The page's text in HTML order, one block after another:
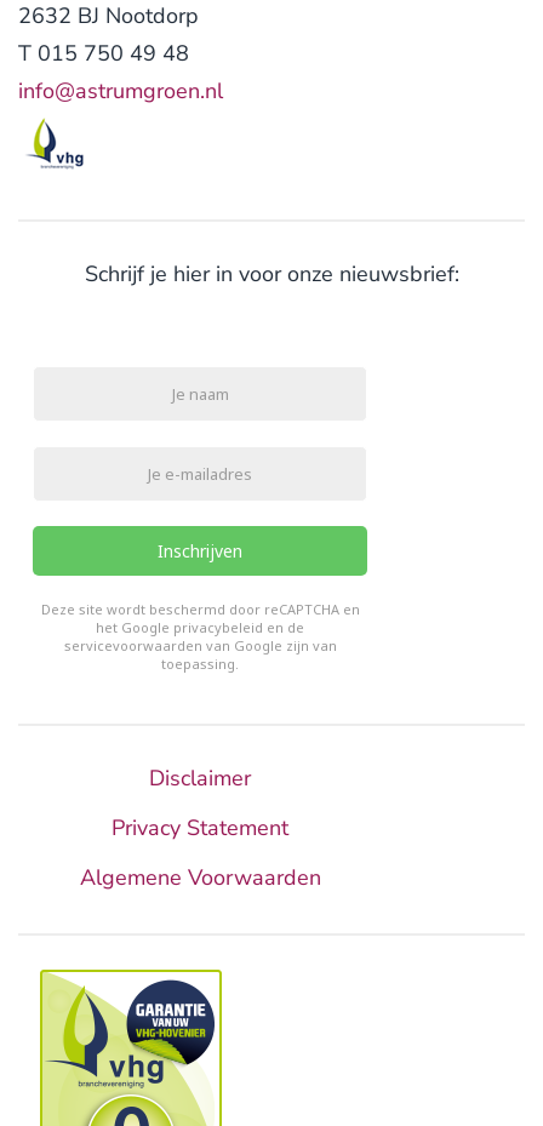
2632 BJ Nootdorp
T 015 750 49 48
info@astrumgroen.nl
Schrijf je hier in voor onze nieuwsbrief:
Inschrijven
reCHAPTCHA*
Deze site wordt beschermd door reCAPTCHA en
het Google privacybeleid en de
servicevoorwaarden van Google zijn van
toepassing.
Disclaimer
Privacy Statement
Algemene Voorwaarden